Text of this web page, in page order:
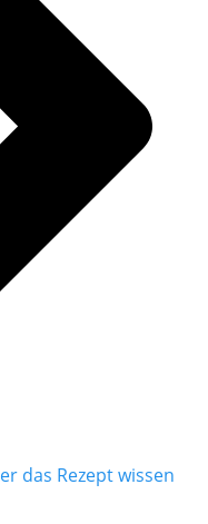
das Rezept wissen